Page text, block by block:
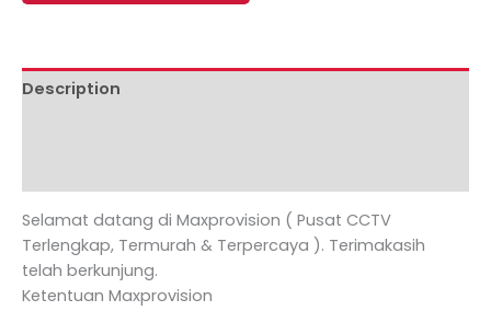
Description
Selamat datang di Maxprovision ( Pusat CCTV
Terlengkap, Termurah & Terpercaya ). Terimakasih
telah berkunjung.
Ketentuan Maxprovision